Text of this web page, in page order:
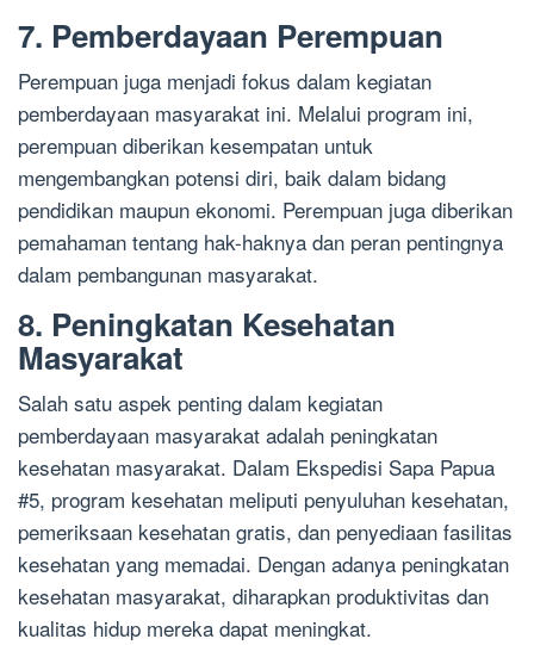
7. Pemberdayaan Perempuan
Perempuan juga menjadi fokus dalam kegiatan
pemberdayaan masyarakat ini. Melalui program ini,
perempuan diberikan kesempatan untuk
mengembangkan potensi diri, baik dalam bidang
pendidikan maupun ekonomi. Perempuan juga diberikan
pemahaman tentang hak-haknya dan peran pentingnya
dalam pembangunan masyarakat.
8. Peningkatan Kesehatan
Masyarakat
Salah satu aspek penting dalam kegiatan
pemberdayaan masyarakat adalah peningkatan
kesehatan masyarakat. Dalam Ekspedisi Sapa Papua
#5, program kesehatan meliputi penyuluhan kesehatan,
pemeriksaan kesehatan gratis, dan penyediaan fasilitas
kesehatan yang memadai. Dengan adanya peningkatan
kesehatan masyarakat, diharapkan produktivitas dan
kualitas hidup mereka dapat meningkat.